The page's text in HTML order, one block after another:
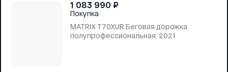
1 083 990 ₽
Покупка
MATRIX T70XUR Беговая дорожка
полупрофессиональная, 2021